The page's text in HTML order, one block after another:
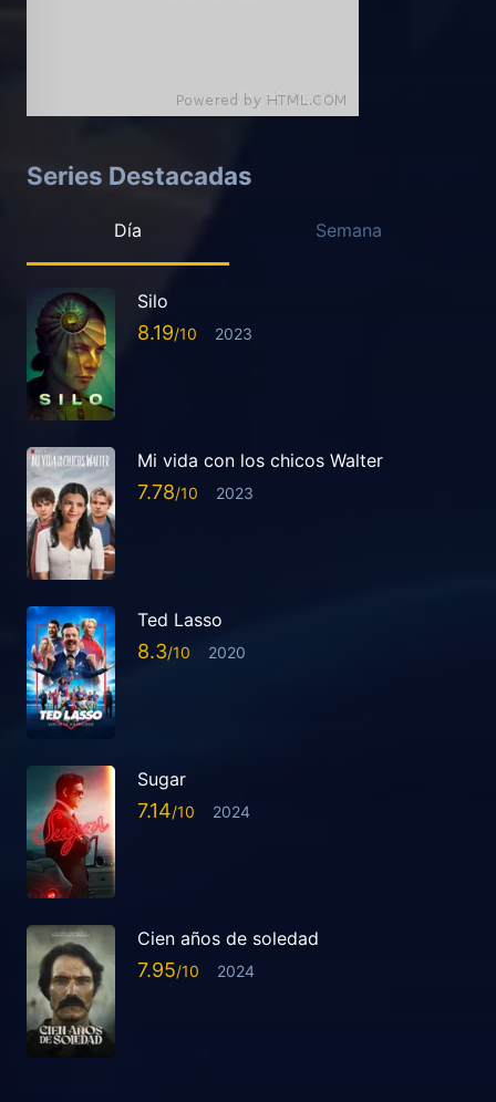
Series Destacadas
Día Semana
Silo
8.19 2023
Mi vida con los chicos Walter
7.78 2023
Ted Lasso
8.3 2020
Sugar
7.14 2024
Cien años de soledad
7.95 2024